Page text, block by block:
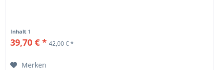
Inhalt 1
39,70 € * 42,00 € *
Merken